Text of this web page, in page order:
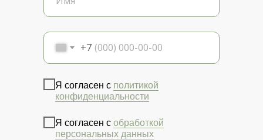
+7
Я согласен с политикой
конфиденциальности
Я согласен с обработкой
персональных данных